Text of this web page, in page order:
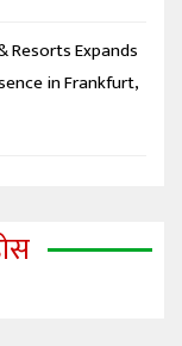
Resorts Expands
in Frankfurt,